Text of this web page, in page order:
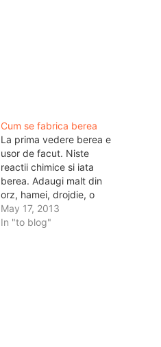
Cum se fabrica berea
La prima vedere berea e
usor de facut. Niste
reactii chimice si iata
berea. Adaugi malt din
orz, hamei, drojdie, o
fierbi, o lasi sa dospeasca
si dupa filtrare se pune in
May 17, 2013
In "to blog"